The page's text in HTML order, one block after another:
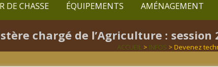
DE CHASSE ÉQUIPEMENTS AMÉNAGEMENT
chargé de l’Agriculture : session
ACCUEIL > INFOS > Devenez